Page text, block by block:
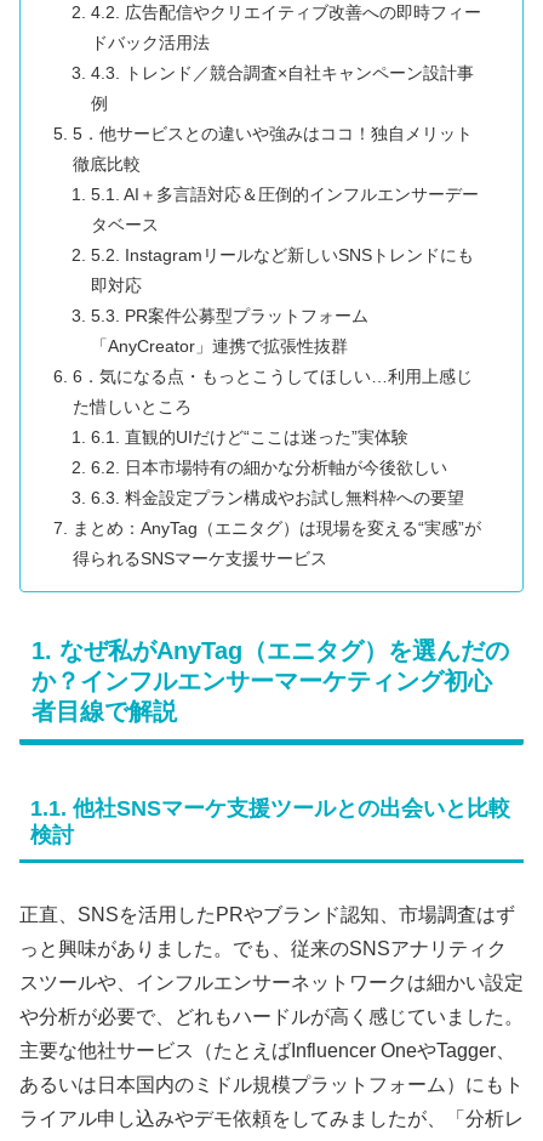
4.2. 広告配信やクリエイティブ改善への即時フィー
ドバック活用法
4.3. トレンド／競合調査×自社キャンペーン設計事
例
5．他サービスとの違いや強みはココ！独自メリット
徹底比較
5.1. AI＋多言語対応＆圧倒的インフルエンサーデー
タベース
5.2. Instagramリールなど新しいSNSトレンドにも
即対応
5.3. PR案件公募型プラットフォーム
「AnyCreator」連携で拡張性抜群
6．気になる点・もっとこうしてほしい…利用上感じ
た惜しいところ
6.1. 直観的UIだけど“ここは迷った”実体験
6.2. 日本市場特有の細かな分析軸が今後欲しい
6.3. 料金設定プラン構成やお試し無料枠への要望
まとめ：AnyTag（エニタグ）は現場を変える“実感”が
得られるSNSマーケ支援サービス
1. なぜ私がAnyTag（エニタグ）を選んだの
か？インフルエンサーマーケティング初心
者目線で解説
1.1. 他社SNSマーケ支援ツールとの出会いと比較
検討
正直、SNSを活用したPRやブランド認知、市場調査はず
っと興味がありました。でも、従来のSNSアナリティク
スツールや、インフルエンサーネットワークは細かい設定
や分析が必要で、どれもハードルが高く感じていました。
主要な他社サービス（たとえばInfluencer OneやTagger、
あるいは日本国内のミドル規模プラットフォーム）にもト
ライアル申し込みやデモ依頼をしてみましたが、「分析レ